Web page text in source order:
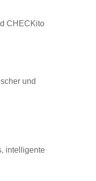
CHECKito
und
intelligente